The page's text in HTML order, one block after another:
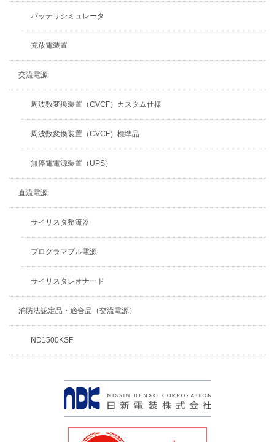
バッテリシミュレータ
充放電装置
交流電源
周波数変換装置（CVCF）カスタム仕様
周波数変換装置（CVCF）標準品
無停電電源装置（UPS）
直流電源
サイリスタ整流器
プログラマブル電源
サイリスタレオナード
消防法認定品・適合品（交流電源）
ND1500KSF